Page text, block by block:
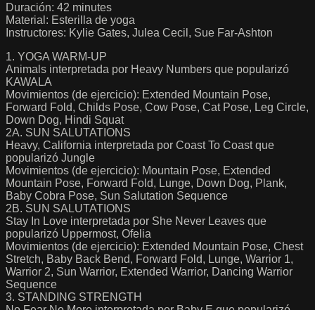
Duración: 42 minutes
Material: Esterilla de yoga
Instructores: Kylie Gates, Julea Cecil, Sue Far-Ashton
1. YOGA WARM-UP
Animals interpretada por Heavy Numbers que popularizó
KAWALA
Movimientos (de ejercicio): Extended Mountain Pose,
Forward Fold, Childs Pose, Cow Pose, Cat Pose, Leg Circle,
Down Dog, Hindi Squat
2A. SUN SALUTATIONS
Heavy, California interpretada por Coast To Coast que
popularizó Jungle
Movimientos (de ejercicio): Mountain Pose, Extended
Mountain Pose, Forward Fold, Lunge, Down Dog, Plank,
Baby Cobra Pose, Sun Salutation Sequence
2B. SUN SALUTATIONS
Stay In Love interpretada por She Never Leaves que
popularizó Uppermost, Ofelia
Movimientos (de ejercicio): Extended Mountain Pose, Chest
Stretch, Baby Back Bend, Forward Fold, Lunge, Warrior 1,
Warrior 2, Sun Warrior, Extended Warrior, Dancing Warrior
Sequence
3. STANDING STRENGTH